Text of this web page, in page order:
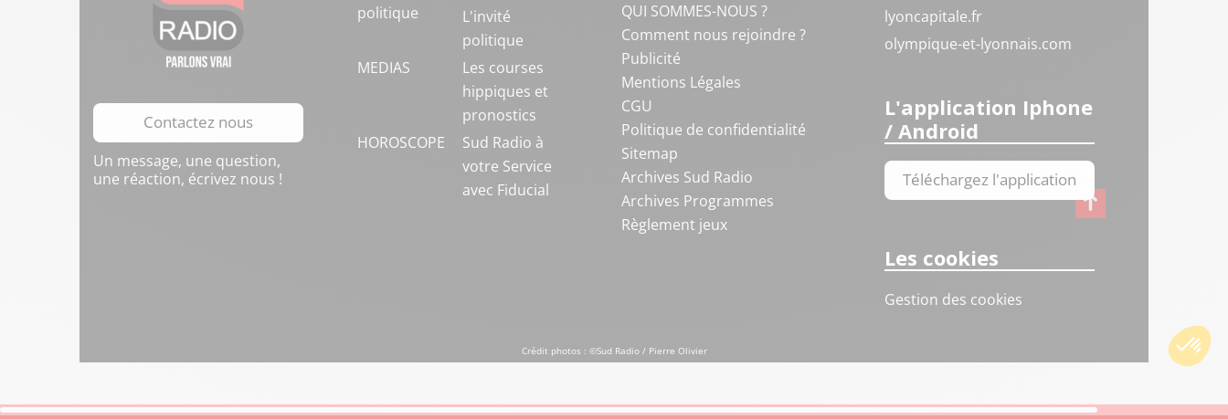
Contactez nous
Un message, une question,
une réaction, écrivez nous !
politique
L'invité
politique
MEDIAS
Les courses
hippiques et
pronostics
HOROSCOPE
Sud Radio à
votre Service
avec Fiducial
QUI SOMMES-NOUS ?
Comment nous rejoindre ?
Publicité
Mentions Légales
CGU
Politique de confidentialité
Sitemap
Archives Sud Radio
Archives Programmes
Règlement jeux
lyoncapitale.fr
olympique-et-lyonnais.com
L'application Iphone
/ Android
Téléchargez l'application
Les cookies
Gestion des cookies
Crédit photos : ©Sud Radio / Pierre Olivier